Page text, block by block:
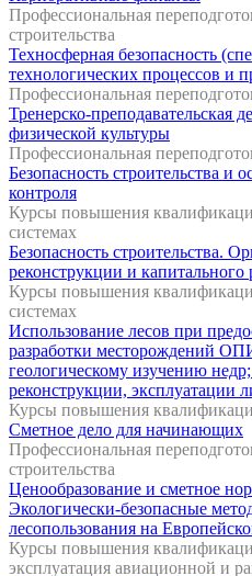
Профессиональная
строительства
Техносферная безопасность
технологических процессов и
Профессиональная
Тренерско-преподавательская
физической культуры
Профессиональная
Безопасность строительства и
контроля
Курсы повышения
системах
Безопасность строительства.
реконструкции и капитального
Курсы повышения
системах
Использование лесов при
разработки месторождений
геологическому изучению недр;
реконструкции, эксплуатации
Курсы повышения
Сметное дело для начинающих
Профессиональная
строительства
Ценообразование и сметное
Экологически-безопасные
лесопользования на
Курсы повышения
эксплуатация авиационной и